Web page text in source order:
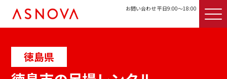
お問い合わせ 平日9:00〜18:00
徳島県